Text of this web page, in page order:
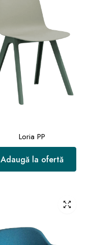
Loria PP
Adaugă la ofertă